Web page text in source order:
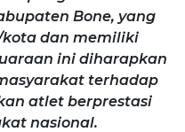
Bone, yang
dan memiliki
ini diharapkan
terhadap
atlet berprestasi
nasional.